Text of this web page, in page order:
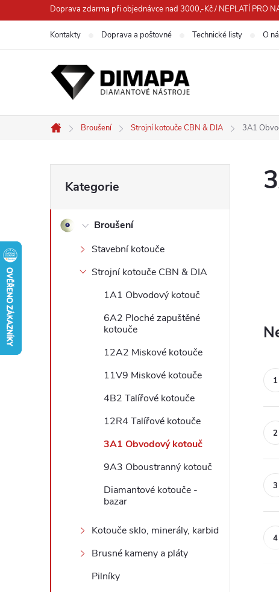
na
Doprava zdarma při objednávce nad 3000,-Kč / NEPLATÍ PRO
Kontakty Doprava a poštovné Technické listy O
Domů
Broušení Strojní kotouče CBN & DIA 3A1
o
kategorie
Kategorie
Broušení
Stavební kotouče
Strojní kotouče CBN & DIA
1A1 Obvodový kotouč
6A2 Ploché zapuštěné
kotouče
12A2 Miskové kotouče
11V9 Miskové kotouče
4B2 Talířové kotouče
12R4 Talířové kotouče
3A1 Obvodový kotouč
9A3 Oboustranný kotouč
Diamantové kotouče -
bazar
Kotouče sklo, minerály, karbid
Brusné kameny a pláty
Pilníky